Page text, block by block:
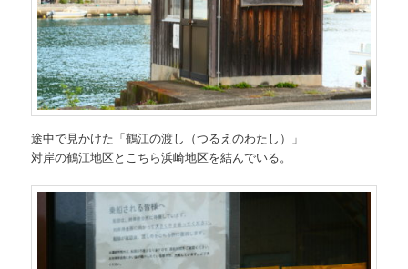
途中で見かけた「鶴江の渡し（つるえのわたし）」
対岸の鶴江地区とこちら浜崎地区を結んでいる。